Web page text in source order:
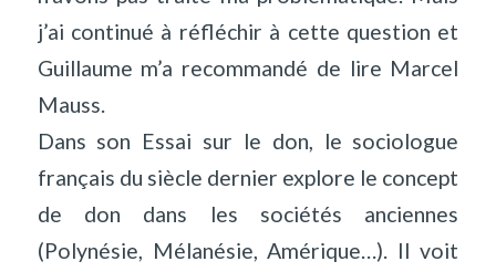
j’ai continué à réfléchir à cette question et
Guillaume m’a recommandé de lire Marcel
Mauss.
Dans son Essai sur le don, le sociologue
français du siècle dernier explore le concept
de don dans les sociétés anciennes
(Polynésie, Mélanésie, Amérique…). Il voit